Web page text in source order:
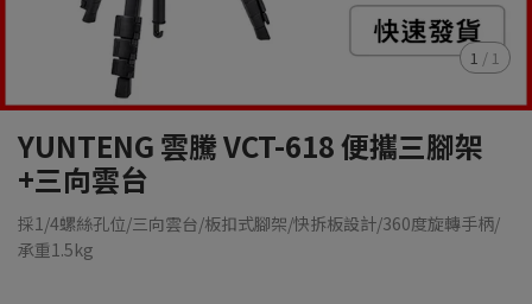
1 / 1
YUNTENG 雲騰 VCT-618 便攜三腳架
+三向雲台
採1/4螺絲孔位/三向雲台/板扣式腳架/快拆板設計/360度旋轉手柄/
承重1.5kg